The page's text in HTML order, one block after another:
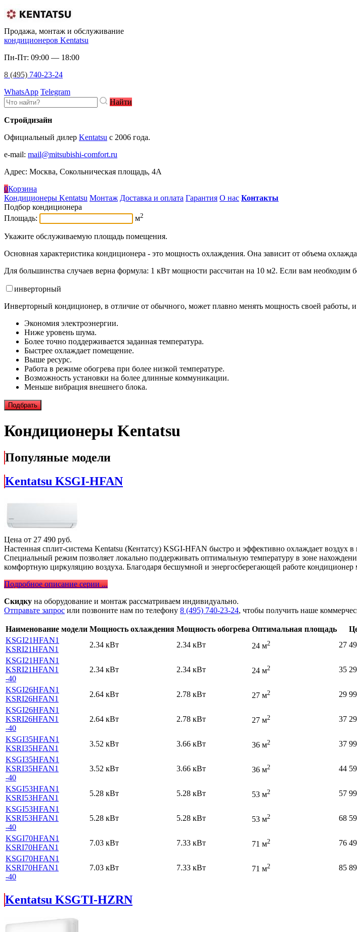
Продажа, монтаж и обслуживание
кондиционеров Kentatsu
Пн-Пт: 09:00 — 18:00
8 (495) 740-23-24
WhatsApp Telegram
Найти
Стройдизайн
Официальный дилер Kentatsu c 2006 года.
e-mail: mail@mitsubishi-comfort.ru
Адрес: Москва, Сокольническая площадь, 4А
0Корзина
Кондиционеры Kentatsu Монтаж Доставка и оплата Гарантия О нас Контакты
Подбор кондиционера
Площадь:
м2
Укажите обслуживаемую площадь помещения.
Основная характеристика кондиционера - это мощность охлаждения. Она зависит от объема
Для большинства случаев верна формула: 1 кВт мощности рассчитан на 10 м2. Если вам необходим
инверторный
Инверторный кондиционер, в отличие от обычного, может плавно менять мощность своей работы,
Экономия электроэнергии.
Ниже уровень шума.
Более точно поддерживается заданная температура.
Быстрее охлаждает помещение.
Выше ресурс.
Работа в режиме обогрева при более низкой температуре.
Возможность установки на более длинные коммуникации.
Меньше вибрация внешнего блока.
Подбрать
Кондиционеры Kentatsu
Популяные модели
Kentatsu KSGI-HFAN
Цена от 27 490 руб.
Настенная сплит-система Kentatsu (Кентатсу) KSGI-HFAN быстро и эффективно охлаждает
Специальный режим позволяет локально поддерживать оптимальную температуру в зоне
комфортную циркуляцию воздуха. Благодаря бесшумной и энергосберегающей работе кондиционер
Подробное описание серии ...
Скидку на оборудование и монтаж рассматриваем индивидуально.
Отправьте запрос или позвоните нам по телефону 8 (495) 740-23-24, чтобы получить наше
Наименование модели Мощность охлаждения Мощность обогрева Оптимальная площадь
KSGI21HFAN1
KSRI21HFAN1
2.34 кВт 2.34 кВт 24 м2 27
KSGI21HFAN1
KSRI21HFAN1
-40
2.34 кВт 2.34 кВт 24 м2 35
KSGI26HFAN1
KSRI26HFAN1
2.64 кВт 2.78 кВт 27 м2 29
KSGI26HFAN1
KSRI26HFAN1
-40
2.64 кВт 2.78 кВт 27 м2 37
KSGI35HFAN1
KSRI35HFAN1
3.52 кВт 3.66 кВт 36 м2 37
KSGI35HFAN1
KSRI35HFAN1
-40
3.52 кВт 3.66 кВт 36 м2 44
KSGI53HFAN1
KSRI53HFAN1
5.28 кВт 5.28 кВт 53 м2 57
KSGI53HFAN1
KSRI53HFAN1
-40
5.28 кВт 5.28 кВт 53 м2 68
KSGI70HFAN1
KSRI70HFAN1
7.03 кВт 7.33 кВт 71 м2 76
KSGI70HFAN1
KSRI70HFAN1
-40
7.03 кВт 7.33 кВт 71 м2 85
Kentatsu KSGTI-HZRN